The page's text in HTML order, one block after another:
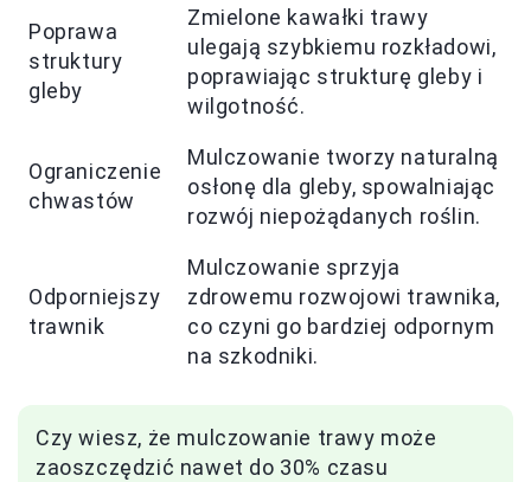
Poprawa
struktury
gleby
Zmielone kawałki trawy
ulegają szybkiemu rozkładowi,
poprawiając strukturę gleby i
wilgotność.
Ograniczenie
chwastów
Mulczowanie tworzy naturalną
osłonę dla gleby, spowalniając
rozwój niepożądanych roślin.
Odporniejszy
trawnik
Mulczowanie sprzyja
zdrowemu rozwojowi trawnika,
co czyni go bardziej odpornym
na szkodniki.
Czy wiesz, że mulczowanie trawy może
zaoszczędzić nawet do 30% czasu